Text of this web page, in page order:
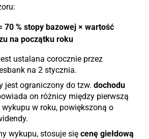
70 % stopy bazowej × wartość
na początku roku
ustalana corocznie przez
na 2 stycznia.
jest ograniczony do tzw. dochodu
on różnicy między pierwszą
w roku, powiększoną o
wykupu, stosuje się cenę giełdową